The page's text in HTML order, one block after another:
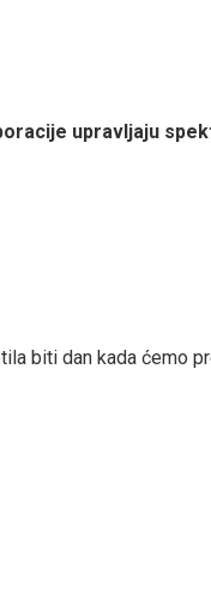
upravljaju
biti dan kada ćemo